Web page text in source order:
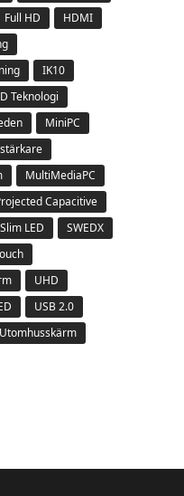
Full HD
HDMI
IK10
Teknologi
MiniPC
MultiMediaPC
Capacitive
LED
SWEDX
UHD
USB 2.0
Utomhusskärm